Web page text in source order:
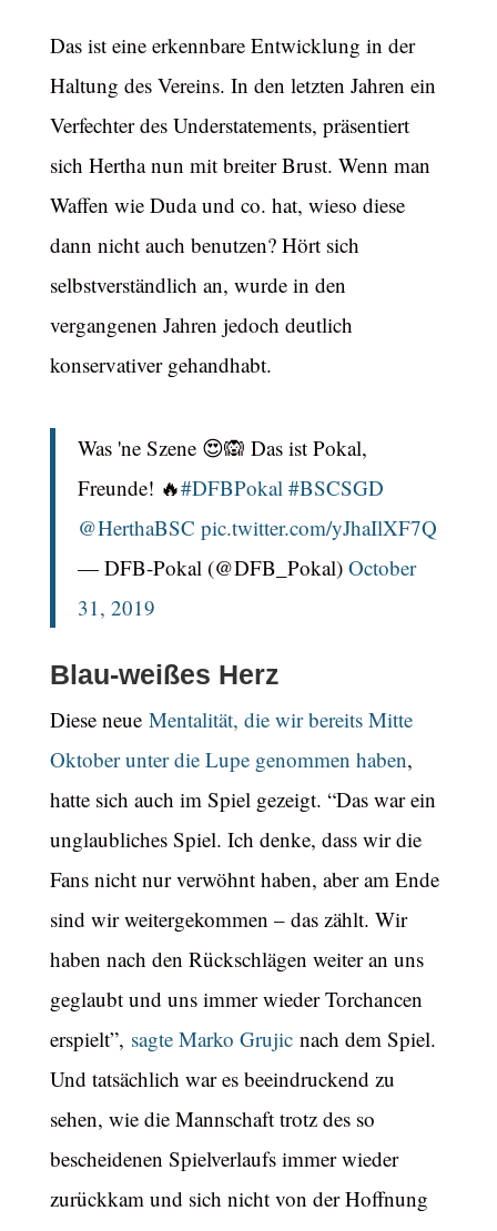
Das ist eine erkennbare Entwicklung in der
Haltung des Vereins. In den letzten Jahren ein
Verfechter des Understatements, präsentiert
sich Hertha nun mit breiter Brust. Wenn man
Waffen wie Duda und co. hat, wieso diese
dann nicht auch benutzen? Hört sich
selbstverständlich an, wurde in den
vergangenen Jahren jedoch deutlich
konservativer gehandhabt.
Was 'ne Szene 😍🙉 Das ist Pokal,
Freunde! 🔥#DFBPokal #BSCSGD
@HerthaBSC pic.twitter.com/yJhaIlXF7Q
— DFB-Pokal (@DFB_Pokal) October
31, 2019
Blau-weißes Herz
Diese neue Mentalität, die wir bereits Mitte
Oktober unter die Lupe genommen haben,
hatte sich auch im Spiel gezeigt. “Das war ein
unglaubliches Spiel. Ich denke, dass wir die
Fans nicht nur verwöhnt haben, aber am Ende
sind wir weitergekommen – das zählt. Wir
haben nach den Rückschlägen weiter an uns
geglaubt und uns immer wieder Torchancen
erspielt”, sagte Marko Grujicnach dem Spiel.
Und tatsächlich war es beeindruckend zu
sehen, wie die Mannschaft trotz des so
bescheidenen Spielverlaufs immer wieder
zurückkam und sich nicht von der Hoffnung